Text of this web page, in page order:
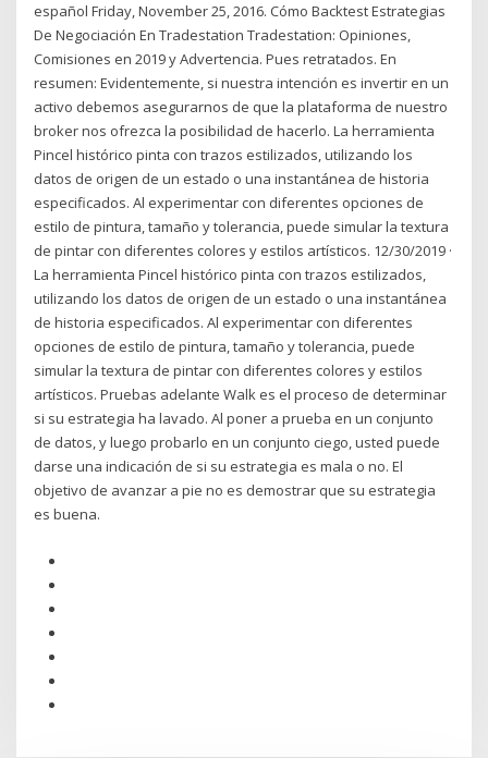
español Friday, November 25, 2016. Cómo Backtest Estrategias
De Negociación En Tradestation Tradestation: Opiniones,
Comisiones en 2019 y Advertencia. Pues retratados. En
resumen: Evidentemente, si nuestra intención es invertir en un
activo debemos asegurarnos de que la plataforma de nuestro
broker nos ofrezca la posibilidad de hacerlo. La herramienta
Pincel histórico pinta con trazos estilizados, utilizando los
datos de origen de un estado o una instantánea de historia
especificados. Al experimentar con diferentes opciones de
estilo de pintura, tamaño y tolerancia, puede simular la textura
de pintar con diferentes colores y estilos artísticos. 12/30/2019 ·
La herramienta Pincel histórico pinta con trazos estilizados,
utilizando los datos de origen de un estado o una instantánea
de historia especificados. Al experimentar con diferentes
opciones de estilo de pintura, tamaño y tolerancia, puede
simular la textura de pintar con diferentes colores y estilos
artísticos. Pruebas adelante Walk es el proceso de determinar
si su estrategia ha lavado. Al poner a prueba en un conjunto
de datos, y luego probarlo en un conjunto ciego, usted puede
darse una indicación de si su estrategia es mala o no. El
objetivo de avanzar a pie no es demostrar que su estrategia
es buena.